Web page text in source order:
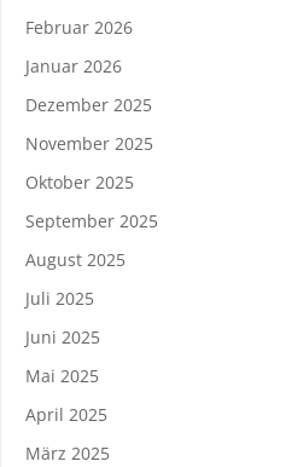
Februar 2026
Januar 2026
Dezember 2025
November 2025
Oktober 2025
September 2025
August 2025
Juli 2025
Juni 2025
Mai 2025
April 2025
März 2025